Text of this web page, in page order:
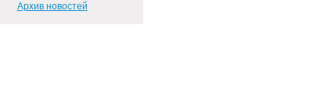
Архив новостей